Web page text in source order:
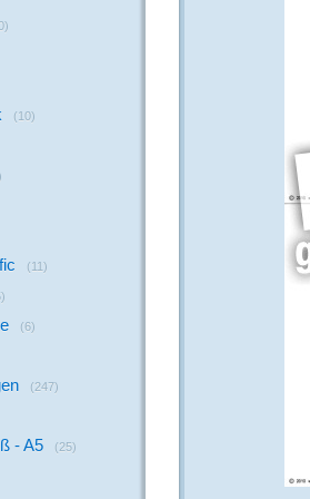
(10)
(11)
(6)
(247)
- A5 (25)